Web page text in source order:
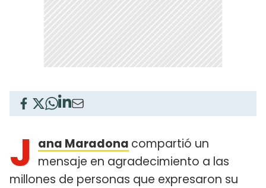
J ana Maradona compartió un
mensaje en agradecimiento a las
millones de personas que expresaron su